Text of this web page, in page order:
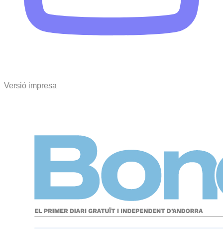
Versió impresa